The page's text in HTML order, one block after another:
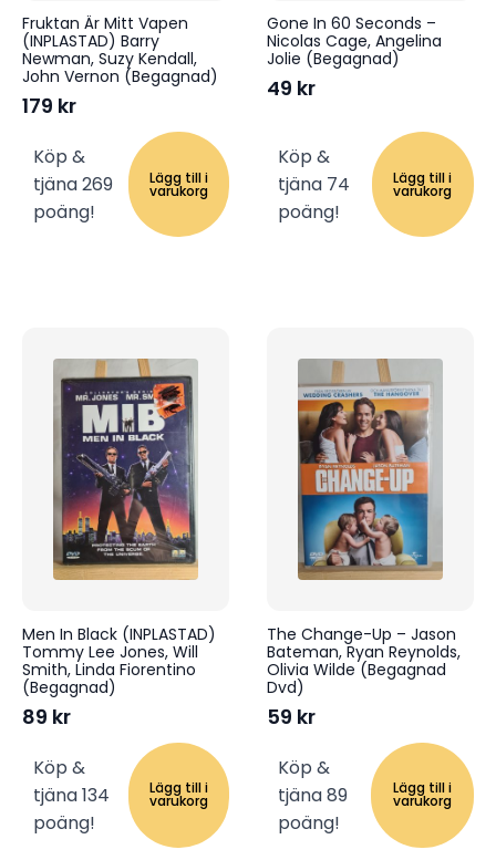
Fruktan Är Mitt Vapen
(INPLASTAD) Barry
Newman, Suzy Kendall,
John Vernon (Begagnad)
179 kr
Köp &
tjäna 269
poäng!
Lägg till i
varukorg
Gone In 60 Seconds –
Nicolas Cage, Angelina
Jolie (Begagnad)
49 kr
Köp &
tjäna 74
poäng!
Lägg till i
varukorg
Men In Black (INPLASTAD)
Tommy Lee Jones, Will
Smith, Linda Fiorentino
(Begagnad)
89 kr
Köp &
tjäna 134
poäng!
Lägg till i
varukorg
The Change-Up – Jason
Bateman, Ryan Reynolds,
Olivia Wilde (Begagnad
Dvd)
59 kr
Köp &
tjäna 89
poäng!
Lägg till i
varukorg